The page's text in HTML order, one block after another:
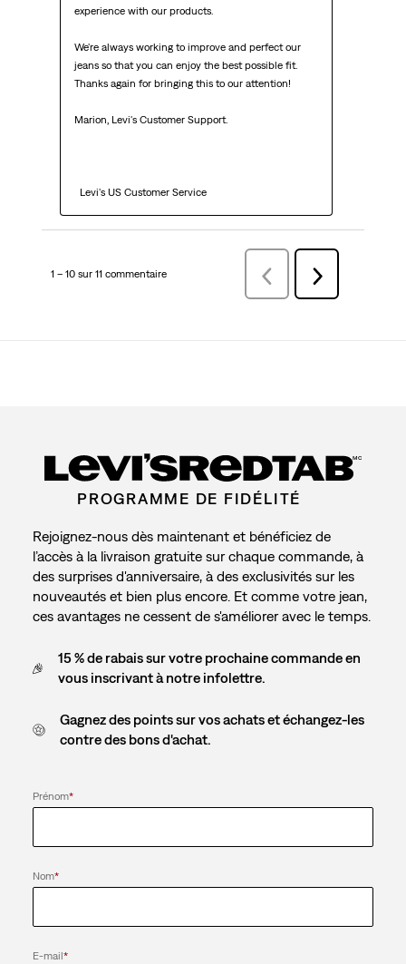
experience with our products.
We're always working to improve and perfect our
jeans so that you can enjoy the best possible fit.
Thanks again for bringing this to our attention!
Marion, Levi's Customer Support.
  Levi's US Customer Service
1 – 10 sur 11 commentaire Précédentcommentaire
Suivant
commentaire
PROGRAMME DE FIDÉLITÉ
MC
Rejoignez-nous dès maintenant et bénéficiez de
l’accès à la livraison gratuite sur chaque commande, à
des surprises d'anniversaire, à des exclusivités sur les
nouveautés et bien plus encore. Et comme votre jean,
ces avantages ne cessent de s'améliorer avec le temps.
15 % de rabais sur votre prochaine commande en
vous inscrivant à notre infolettre.
Gagnez des points sur vos achats et échangez-les
contre des bons d'achat.
Prénom*
Nom*
E-mail*